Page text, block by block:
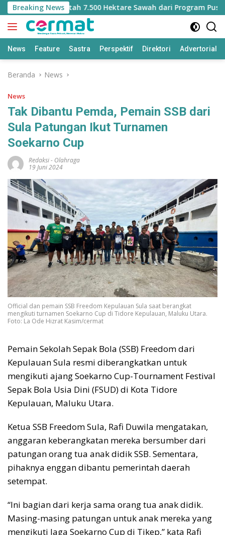
Langsung
ke
konten
Breaking NewsJatah 7.500 Hektare Sawah dari Program Pusat
News Feature Sastra Perspektif Direktori Advertorial
Beranda News
News
Tak Dibantu Pemda, Pemain SSB dari
Sula Patungan Ikut Turnamen
Soekarno Cup
Redaksi- Olahraga
19 Juni 2024
Official dan pemain SSB Freedom Kepulauan Sula saat berangkat
mengikuti turnamen Soekarno Cup di Tidore Kepulauan, Maluku Utara.
Foto: La Ode Hizrat Kasim/cermat
Pemain Sekolah Sepak Bola (SSB) Freedom dari
Kepulauan Sula resmi diberangkatkan untuk
mengikuti ajang Soekarno Cup-Tournament Festival
Sepak Bola Usia Dini (FSUD) di Kota Tidore
Kepulauan, Maluku Utara.
Ketua SSB Freedom Sula, Rafi Duwila mengatakan,
anggaran keberangkatan mereka bersumber dari
patungan orang tua anak didik SSB. Sementara,
pihaknya enggan dibantu pemerintah daerah
setempat.
“Ini bagian dari kerja sama orang tua anak didik.
Masing-masing patungan untuk anak mereka yang
mengikuti laga Soekarno Cup di Tikep,” kata Rafi